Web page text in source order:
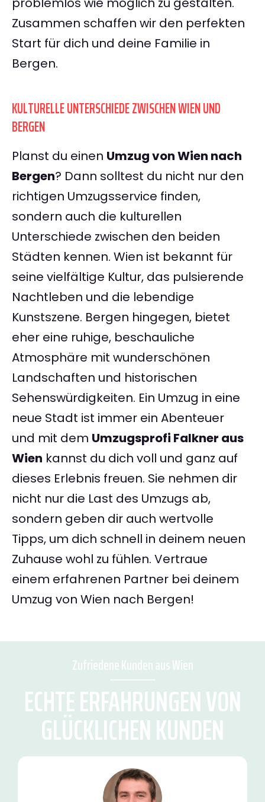
Zusammen schaffen wir den perfekten
Start für dich und deine Familie in
Bergen.
KULTURELLE UNTERSCHIEDE ZWISCHEN WIEN UND
BERGEN
Planst du einen Umzug von Wien nach
Bergen? Dann solltest du nicht nur den
richtigen Umzugsservice finden,
sondern auch die kulturellen
Unterschiede zwischen den beiden
Städten kennen. Wien ist bekannt für
seine vielfältige Kultur, das pulsierende
Nachtleben und die lebendige
Kunstszene. Bergen hingegen, bietet
eher eine ruhige, beschauliche
Atmosphäre mit wunderschönen
Landschaften und historischen
Sehenswürdigkeiten. Ein Umzug in eine
neue Stadt ist immer ein Abenteuer
und mit dem Umzugsprofi Falkner aus
Wien kannst du dich voll und ganz auf
dieses Erlebnis freuen. Sie nehmen dir
nicht nur die Last des Umzugs ab,
sondern geben dir auch wertvolle
Tipps, um dich schnell in deinem neuen
Zuhause wohl zu fühlen. Vertraue
einem erfahrenen Partner bei deinem
Umzug von Wien nach Bergen!
Zufriedene Kunden aus Wien
ECHTE ERFAHRUNGEN VON
GLÜCKLICHEN KUNDEN